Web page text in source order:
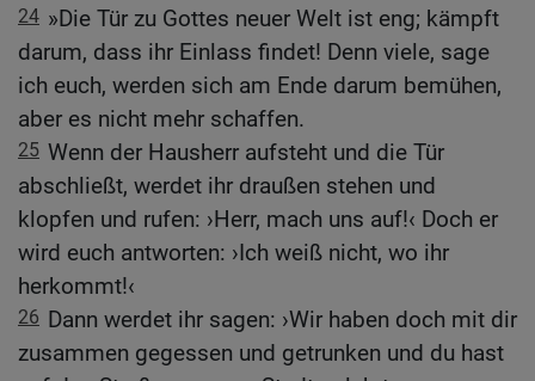
24 »Die Tür zu Gottes neuer Welt ist eng; kämpft
darum, dass ihr Einlass findet! Denn viele, sage
ich euch, werden sich am Ende darum bemühen,
aber es nicht mehr schaffen.
25 Wenn der Hausherr aufsteht und die Tür
abschließt, werdet ihr draußen stehen und
klopfen und rufen: ›Herr, mach uns auf!‹ Doch er
wird euch antworten: ›Ich weiß nicht, wo ihr
herkommt!‹
26 Dann werdet ihr sagen: ›Wir haben doch mit dir
zusammen gegessen und getrunken und du hast